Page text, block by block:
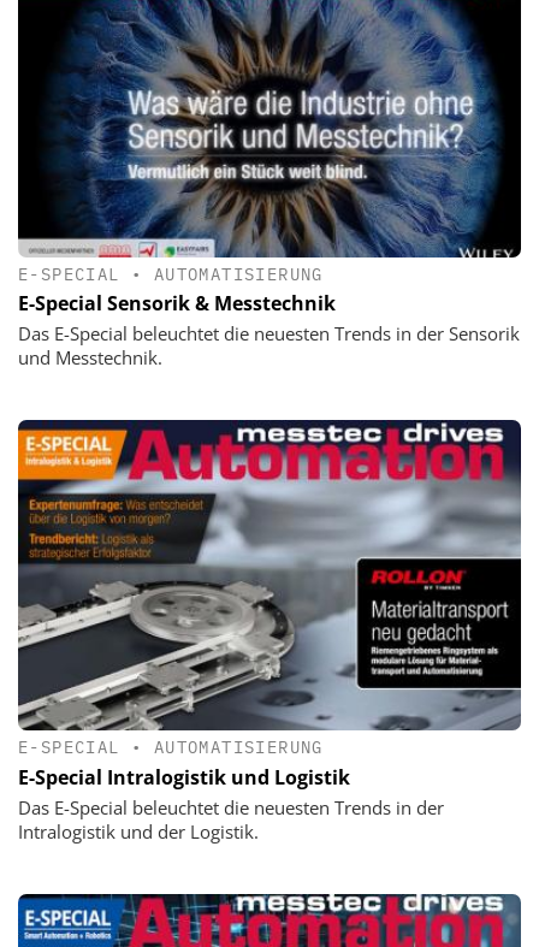
E-SPECIAL • AUTOMATISIERUNG
E-Special Sensorik & Messtechnik
Das E-Special beleuchtet die neuesten Trends in der Sensorik
und Messtechnik.
E-SPECIAL • AUTOMATISIERUNG
E-Special Intralogistik und Logistik
Das E-Special beleuchtet die neuesten Trends in der
Intralogistik und der Logistik.